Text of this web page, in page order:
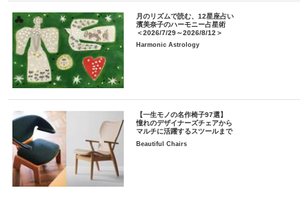
月のリズムで読む、12星座占い
濱美奈子のハーモニー占星術
＜2026/7/29～2026/8/12＞
Harmonic Astrology
【一生モノの名作椅子97選】
憧れのデザイナーズチェアから
マルチに活躍するスツールまで
Beautiful Chairs